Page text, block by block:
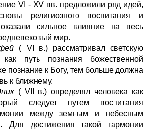
VI - XV вв. предложили ряд идей,
религиозного воспитания и
сильное влияние на весь
мир.
( VI в.) рассматривал светскую
как путь познания божественной
познание к Богу, тем больше должна
к ближнему.
( VII в.) определял человека как
следует путем воспитания
между земным и небесным
Для достижения такой гармонии